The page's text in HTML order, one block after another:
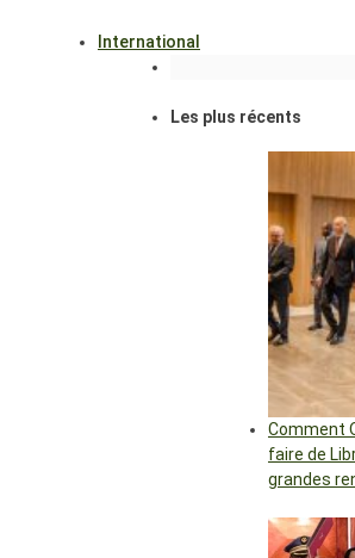
International
Les plus récents
Comment
faire de
grandes